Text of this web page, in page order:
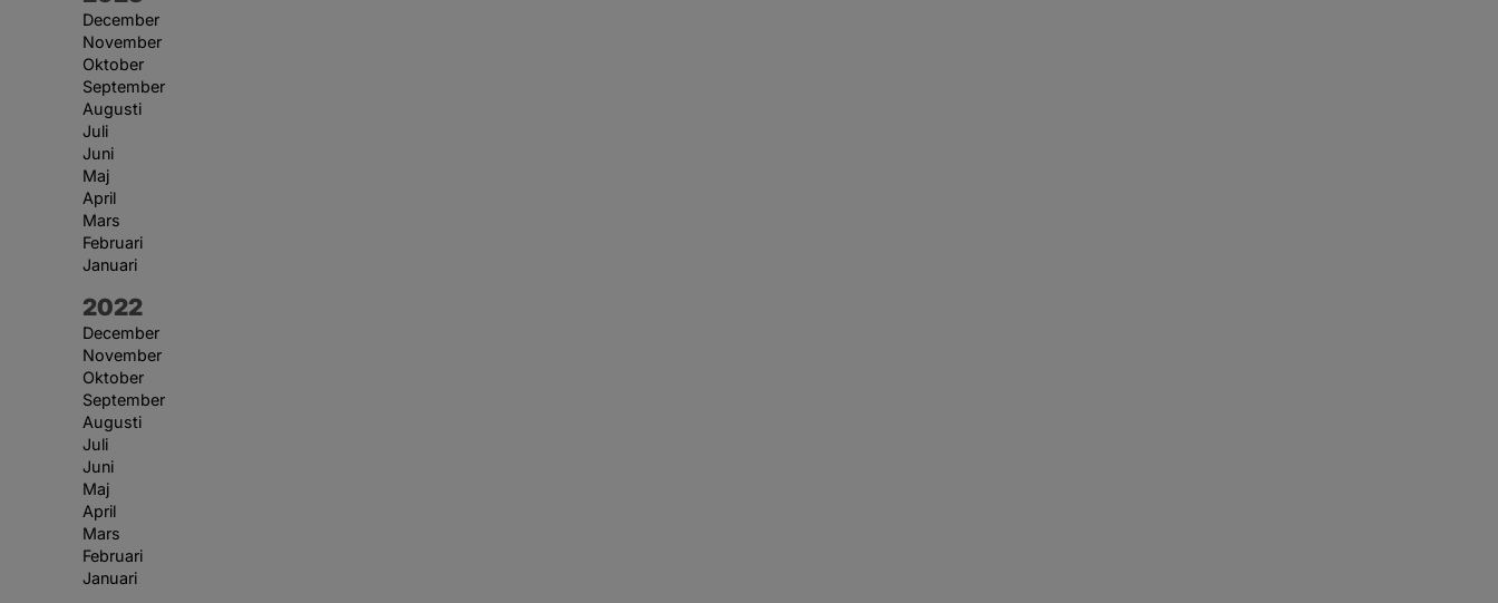
December
November
Oktober
September
Augusti
Juli
Juni
Maj
April
Mars
Februari
Januari
År:
2022
December
November
Oktober
September
Augusti
Juli
Juni
Maj
April
Mars
Februari
Januari